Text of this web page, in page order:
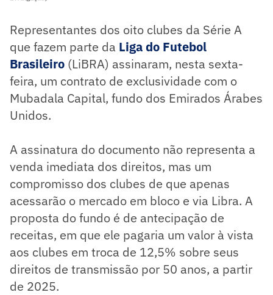
Representantes dos oito clubes da Série A
que fazem parte da Liga do Futebol
Brasileiro (LiBRA) assinaram, nesta sexta-
feira, um contrato de exclusividade com o
Mubadala Capital, fundo dos Emirados Árabes
Unidos.
A assinatura do documento não representa a
venda imediata dos direitos, mas um
compromisso dos clubes de que apenas
acessarão o mercado em bloco e via Libra. A
proposta do fundo é de antecipação de
receitas, em que ele pagaria um valor à vista
aos clubes em troca de 12,5% sobre seus
direitos de transmissão por 50 anos, a partir
de 2025.